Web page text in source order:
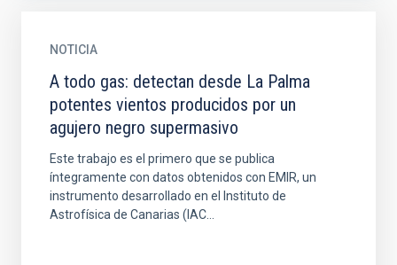
NOTICIA
A todo gas: detectan desde La Palma
potentes vientos producidos por un
agujero negro supermasivo
Este trabajo es el primero que se publica
íntegramente con datos obtenidos con EMIR, un
instrumento desarrollado en el Instituto de
Astrofísica de Canarias (IAC...